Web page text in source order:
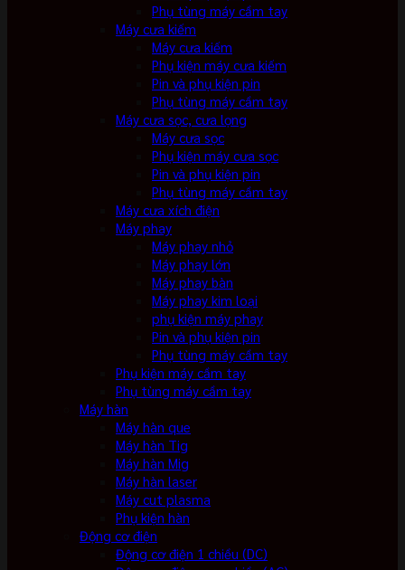
Phụ tùng máy cầm tay
Máy cưa kiếm
Máy cưa kiếm
Phụ kiện máy cưa kiếm
Pin và phụ kiện pin
Phụ tùng máy cầm tay
Máy cưa sọc, cưa lọng
Máy cưa sọc
Phụ kiện máy cưa sọc
Pin và phụ kiện pin
Phụ tùng máy cầm tay
Máy cưa xích điện
Máy phay
Máy phay nhỏ
Máy phay lớn
Máy phay bàn
Máy phay kim loại
phụ kiện máy phay
Pin và phụ kiện pin
Phụ tùng máy cầm tay
Phụ kiện máy cầm tay
Phụ tùng máy cầm tay
Máy hàn
Máy hàn que
Máy hàn Tig
Máy hàn Mig
Máy hàn laser
Máy cut plasma
Phụ kiện hàn
Động cơ điện
Động cơ điện 1 chiều (DC)